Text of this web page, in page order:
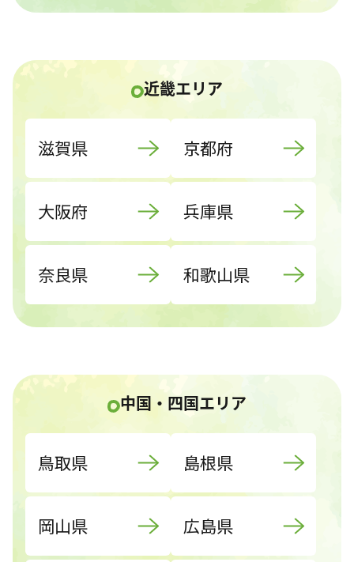
近畿エリア
滋賀県 京都府
大阪府 兵庫県
奈良県 和歌山県
中国・四国エリア
鳥取県 島根県
岡山県 広島県